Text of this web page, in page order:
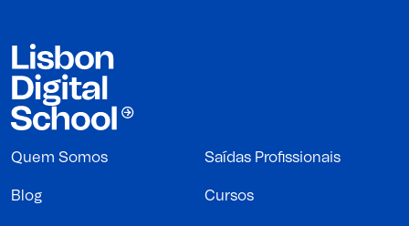
Quem Somos Saídas Profissionais
Blog Cursos